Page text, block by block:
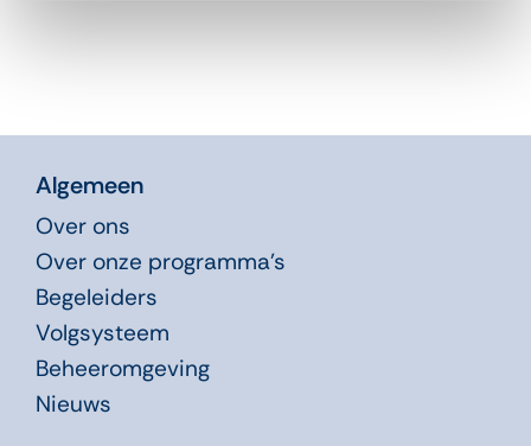
Algemeen
Over ons
Over onze programma’s
Begeleiders
Volgsysteem
Beheeromgeving
Nieuws